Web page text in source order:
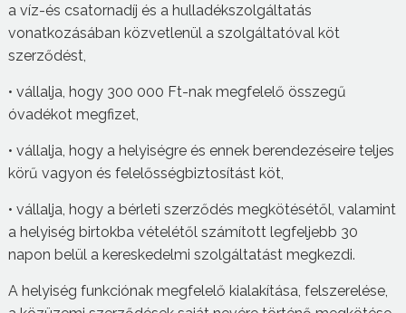
a víz-és csatornadíj és a hulladékszolgáltatás
vonatkozásában közvetlenül a szolgáltatóval köt
szerződést,
• vállalja, hogy 300 000 Ft-nak megfelelő összegű
óvadékot megfizet,
• vállalja, hogy a helyiségre és ennek berendezéseire teljes
körű vagyon és felelősségbiztosítást köt,
• vállalja, hogy a bérleti szerződés megkötésétől, valamint
a helyiség birtokba vételétől számított legfeljebb 30
napon belül a kereskedelmi szolgáltatást megkezdi.
A helyiség funkciónak megfelelő kialakítása, felszerelése,